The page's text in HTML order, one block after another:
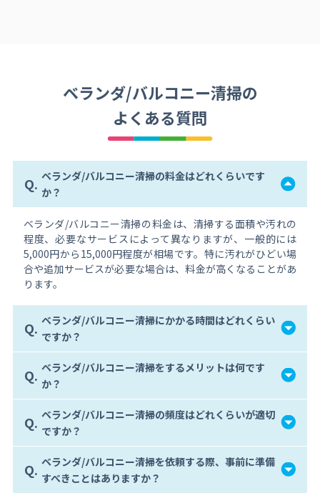
ベランダ/バルコニー清掃の
よくある質問
Q. ベランダ/バルコニー清掃の料金はどれくらいです
か？
ベランダ/バルコニー清掃の料金は、清掃する面積や汚れの
程度、必要なサービスによって異なりますが、一般的には
5,000円から15,000円程度が相場です。特に汚れがひどい場
合や追加サービスが必要な場合は、料金が高くなることがあ
ります。
Q. ベランダ/バルコニー清掃にかかる時間はどれくらい
ですか？
Q. ベランダ/バルコニー清掃をするメリットは何です
か？
Q. ベランダ/バルコニー清掃の頻度はどれくらいが適切
ですか？
Q. ベランダ/バルコニー清掃を依頼する際、事前に準備
すべきことはありますか？